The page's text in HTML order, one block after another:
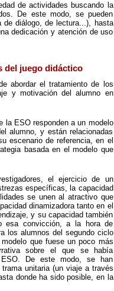
de actividades buscando la
De este modo, se pueden
de diálogo, de lectura...), hasta
dedicación y atención de uso
del juego didáctico
abordar el tratamiento de los
y motivación del alumno en
la ESO responden a un modelo
alumno, y están relacionadas
escenario de referencia, en el
basada en el modelo que
el ejercicio de un
específicas, la capacidad
se unen al atractivo que
dinamizadora tanto en el
y su capacidad también
esa convicción, a la hora de
los alumnos del segundo ciclo
que fuese un poco más
sobre el que se había
De este modo, se han
unitaria (un viaje a través
donde ha sido posible, en la